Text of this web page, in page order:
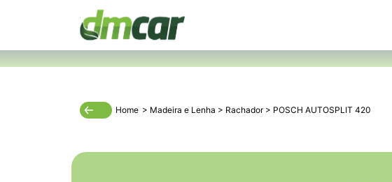
Home > Madeira e Lenha > Rachador> POSCH AUTOSPLIT 420